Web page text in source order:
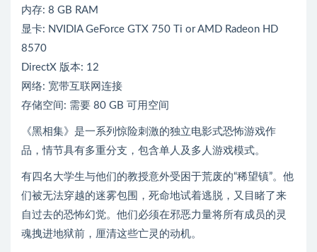
内存: 8 GB RAM
显卡: NVIDIA GeForce GTX 750 Ti or AMD Radeon HD
8570
DirectX 版本: 12
网络: 宽带互联网连接
存储空间: 需要 80 GB 可用空间
《黑相集》是一系列惊险刺激的独立电影式恐怖游戏作
品，情节具有多重分支，包含单人及多人游戏模式。
有四名大学生与他们的教授意外受困于荒废的“稀望镇”。他
们被无法穿越的迷雾包围，死命地试着逃脱，又目睹了来
自过去的恐怖幻觉。他们必须在邪恶力量将所有成员的灵
魂拽进地狱前，厘清这些亡灵的动机。